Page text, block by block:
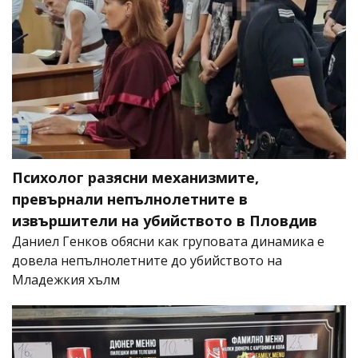
Психолог разясни механизмите,
превърнали непълнолетните в
извършители на убийството в Пловдив
Даниел Генков обясни как груповата динамика е
довела непълнолетните до убийството на
Младежкия хълм